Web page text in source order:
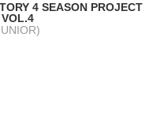
4 SEASON PROJECT